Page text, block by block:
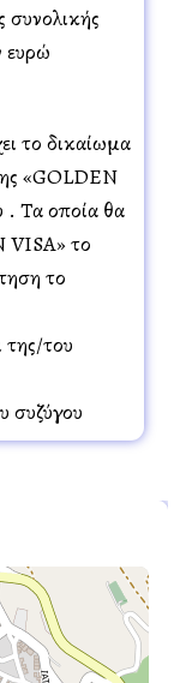
συνολικής
ευρώ
το δικαίωμα
«GOLDEN
. Τα οποία θα
VISA» το
το
του
συζύγου